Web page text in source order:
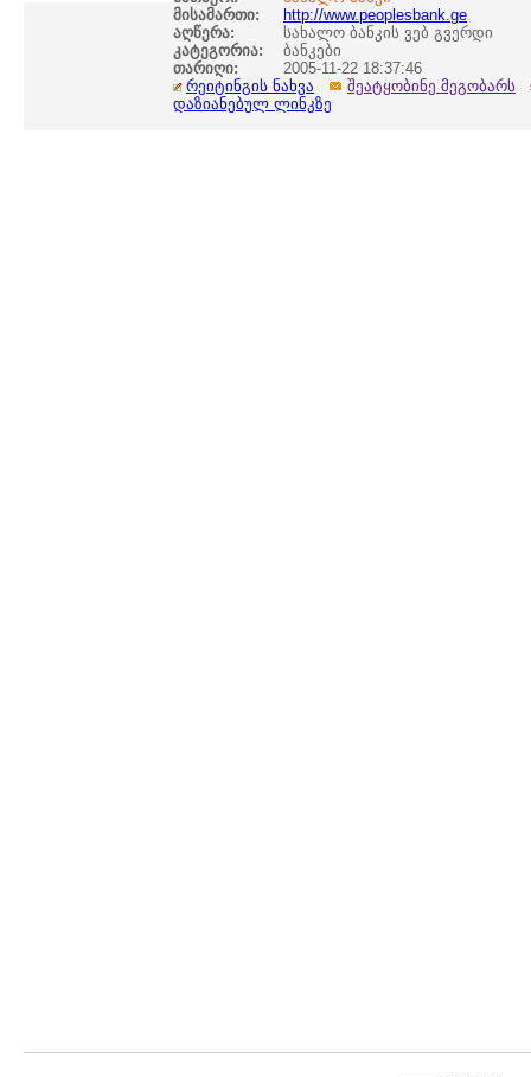
მისამართი:
http://www.peoplesbank.ge
აღწერა:
სახალო ბანკის ვებ გვერდი
კატეგორია:
ბანკები
თარიღი:
2005-11-22 18:37:46
რეიტინგის ნახვა
შეატყობინე მეგობარს
დაზიანებულ ლინკზე